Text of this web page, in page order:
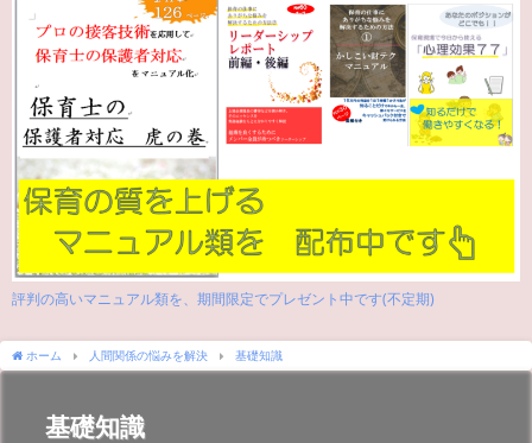
評判の高いマニュアル類を、期間限定でプレゼント中です(不定期)
ホーム 人間関係の悩みを解決 基礎知識
基礎知識